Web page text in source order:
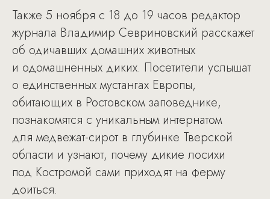
Также 5 ноября с 18 до 19 часов редактор
журнала Владимир Севриновский расскажет
об одичавших домашних животных
и одомашненных диких. Посетители услышат
о единственных мустангах Европы,
обитающих в Ростовском заповеднике,
познакомятся с уникальным интернатом
для медвежат-сирот в глубинке Тверской
области и узнают, почему дикие лосихи
под Костромой сами приходят на ферму
доиться.